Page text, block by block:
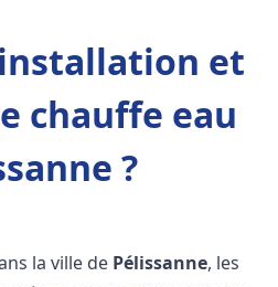
et
chauffe eau
?
la ville de Pélissanne, les